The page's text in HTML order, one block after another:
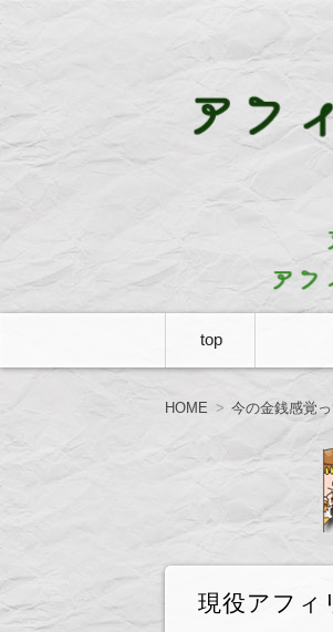
アフィ
アフィリエイター
top
HOME 今の金銭感覚
現役アフィ